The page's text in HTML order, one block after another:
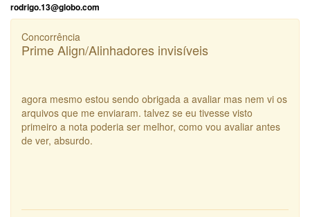
rodrigo.13@globo.com
Concorrência
Prime Align/Alinhadores invisíveis
agora mesmo estou sendo obrigada a avaliar mas nem vi os
arquivos que me enviaram. talvez se eu tivesse visto
primeiro a nota poderia ser melhor, como vou avaliar antes
de ver, absurdo.